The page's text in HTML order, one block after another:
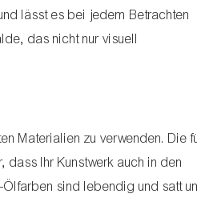
lässt es bei jedem Betrachten
das nicht nur visuell
Materialien zu verwenden. Die
Ihr Kunstwerk auch in den
sind lebendig und satt